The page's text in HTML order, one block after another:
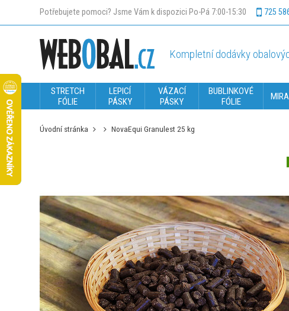
Potřebujete pomoci? Jsme Vám k dispozici Po-Pá 7:00-15:30 725
Kompletní dodávky
STRETCH
FÓLIE
LEPICÍ
PÁSKY
VÁZACÍ
PÁSKY
BUBLINKOVÉ
FÓLIE
Úvodní stránka NovaEqui Granulest 25 kg